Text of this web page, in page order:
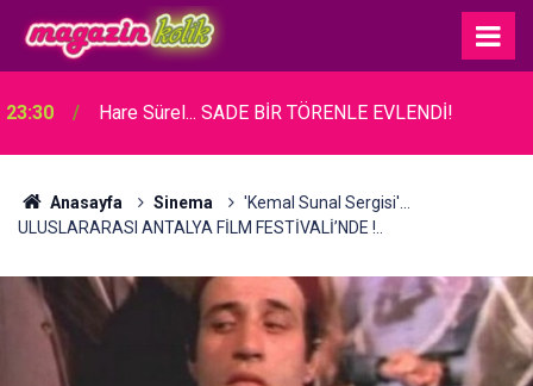
23:30 Hare Sürel... SADE BİR TÖRENLE EVLENDİ!
Anasayfa Sinema
'Kemal Sunal Sergisi'...
ULUSLARARASI ANTALYA FİLM FESTİVALİ’NDE‏ !..